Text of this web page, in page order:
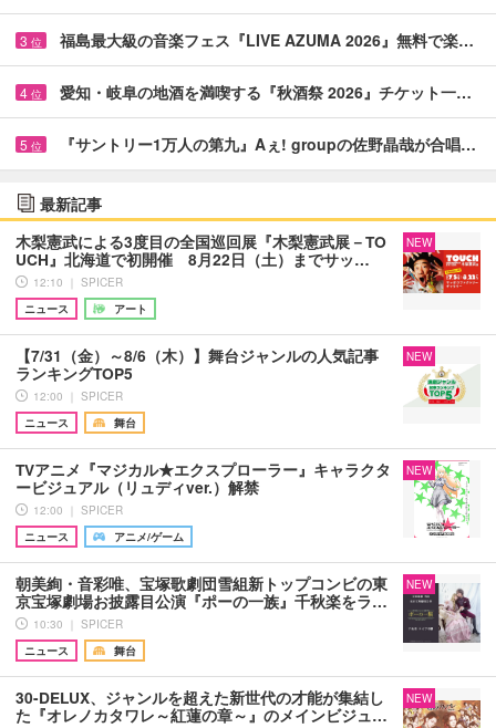
3 位 福島最大級の音楽フェス『LIVE AZUMA 2026』無料で楽…
4 位 愛知・岐阜の地酒を満喫する『秋酒祭 2026』チケット一…
5 位 『サントリー1万人の第九』Aぇ! groupの佐野晶哉が合唱…
最新記事
木梨憲武による3度目の全国巡回展『木梨憲武展－TO
UCH』北海道で初開催 8月22日（土）までサッ…
12:10 ｜ SPICER
ニュース
アート
NEW
【7/31（金）～8/6（木）】舞台ジャンルの人気記事
ランキングTOP5
12:00 ｜ SPICER
ニュース
舞台
NEW
TVアニメ『マジカル★エクスプローラー』キャラクタ
ービジュアル（リュディver.）解禁
12:00 ｜ SPICER
ニュース
アニメ/ゲーム
NEW
朝美絢・音彩唯、宝塚歌劇団雪組新トップコンビの東
京宝塚劇場お披露目公演『ポーの一族』千秋楽をラ…
10:30 ｜ SPICER
ニュース
舞台
NEW
30-DELUX、ジャンルを超えた新世代の才能が集結し
た『オレノカタワレ～紅蓮の章～』のメインビジュ…
NEW